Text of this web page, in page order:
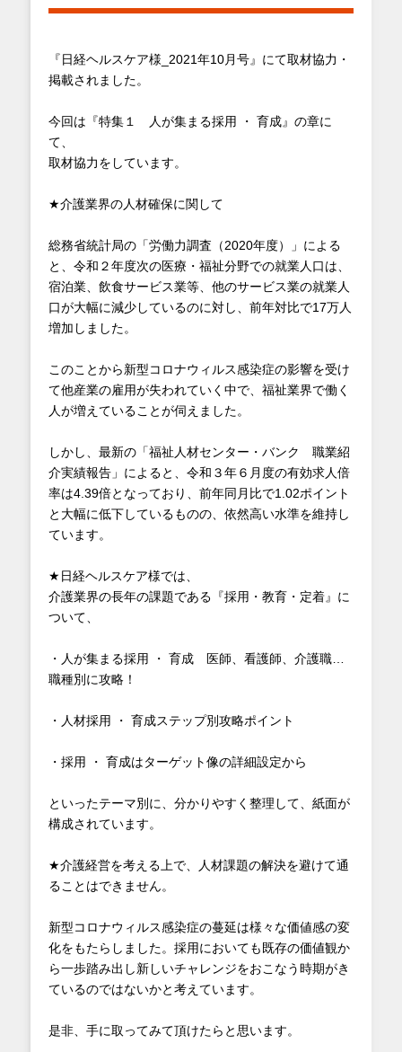
『日経ヘルスケア様_2021年10月号』にて取材協力・
掲載されました。
今回は『特集１ 人が集まる採用 ・ 育成』の章に
て、
取材協力をしています。
★介護業界の人材確保に関して
総務省統計局の「労働力調査（2020年度）」による
と、令和２年度次の医療・福祉分野での就業人口は、
宿泊業、飲食サービス業等、他のサービス業の就業人
口が大幅に減少しているのに対し、前年対比で17万人
増加しました。
このことから新型コロナウィルス感染症の影響を受け
て他産業の雇用が失われていく中で、福祉業界で働く
人が増えていることが伺えました。
しかし、最新の「福祉人材センター・バンク 職業紹
介実績報告」によると、令和３年６月度の有効求人倍
率は4.39倍となっており、前年同月比で1.02ポイント
と大幅に低下しているものの、依然高い水準を維持し
ています。
★日経ヘルスケア様では、
介護業界の長年の課題である『採用・教育・定着』に
ついて、
・人が集まる採用 ・ 育成 医師、看護師、介護職…
職種別に攻略！
・人材採用 ・ 育成ステップ別攻略ポイント
・採用 ・ 育成はターゲット像の詳細設定から
といったテーマ別に、分かりやすく整理して、紙面が
構成されています。
★介護経営を考える上で、人材課題の解決を避けて通
ることはできません。
新型コロナウィルス感染症の蔓延は様々な価値感の変
化をもたらしました。採用においても既存の価値観か
ら一歩踏み出し新しいチャレンジをおこなう時期がき
ているのではないかと考えています。
是非、手に取ってみて頂けたらと思います。